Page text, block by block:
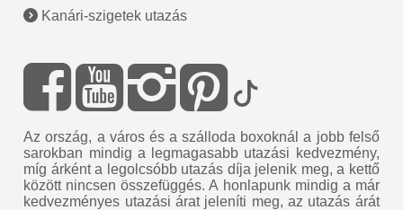
Kanári-szigetek utazás
Az ország, a város és a szálloda boxoknál a jobb felső
sarokban mindig a legmagasabb utazási kedvezmény,
míg árként a legolcsóbb utazás díja jelenik meg, a kettő
között nincsen összefüggés. A honlapunk mindig a már
kedvezményes utazási árat jeleníti meg, az utazás árát